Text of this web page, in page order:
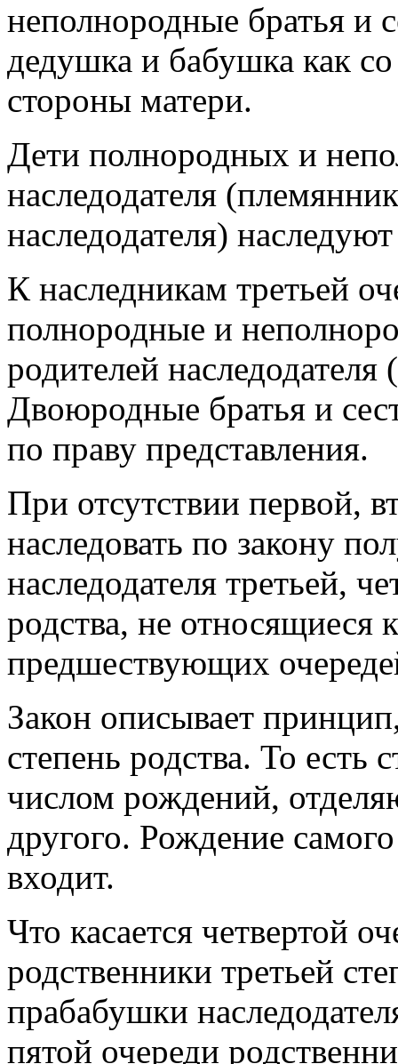
неполнородные братья и
дедушка и бабушка как
стороны матери.
Дети полнородных и
наследодателя
наследодателя)
К наследникам третьей
полнородные и
родителей наследодателя
Двоюродные братья и
по праву представления.
При отсутствии первой,
наследовать по закону
наследодателя третьей,
родства, не относящиеся
предшествующих
Закон описывает
степень родства. То есть
числом рождений,
другого. Рождение
входит.
Что касается четвертой
родственники третьей
прабабушки
пятой очереди